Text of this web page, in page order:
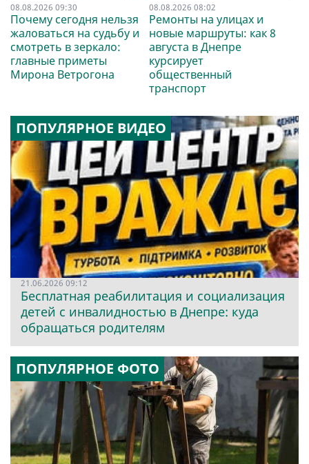
08.08.2026 09:30
Почему сегодня нельзя
жаловаться на судьбу и
смотреть в зеркало:
главные приметы
Мирона Ветрогона
08.08.2026 08:02
Ремонты на улицах и
новые маршруты: как 8
августа в Днепре
курсирует
общественный
транспорт
ПОПУЛЯРНОЕ ВИДЕО
21.06.2026 09:12
Бесплатная реабилитация и социализация
детей с инвалидностью в Днепре: куда
обращаться родителям
ПОПУЛЯРНОЕ ФОТО